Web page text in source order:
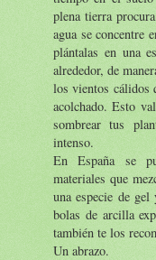
plena tierra
agua se concentre
plántalas en una
alrededor, de
los vientos cálidos
acolchado. Esto
sombrear tus
intenso.
En España se
materiales que
una especie de
bolas de arcilla
también te los
Un abrazo.